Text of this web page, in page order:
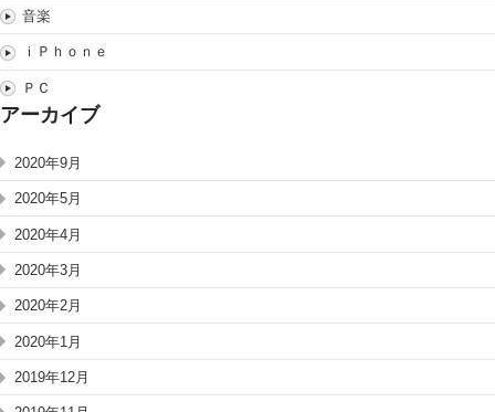
音楽
ｉＰｈｏｎｅ
ＰＣ
アーカイブ
2020年9月
2020年5月
2020年4月
2020年3月
2020年2月
2020年1月
2019年12月